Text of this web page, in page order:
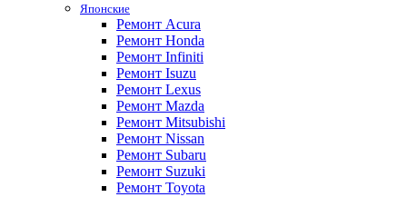
Японские
Ремонт Acura
Ремонт Honda
Ремонт Infiniti
Ремонт Isuzu
Ремонт Lexus
Ремонт Mazda
Ремонт Mitsubishi
Ремонт Nissan
Ремонт Subaru
Ремонт Suzuki
Ремонт Toyota